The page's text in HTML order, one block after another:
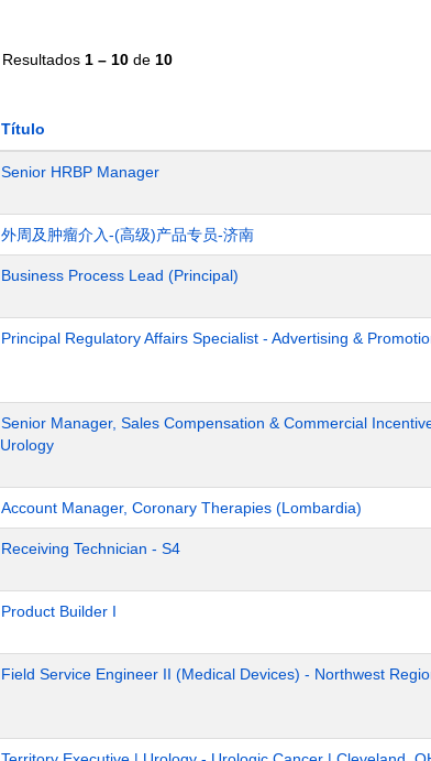
Resultados 1 – 10 de 10
Título
Senior HRBP Manager
外周及肿瘤介入-(高级)产品专员-济南
Business Process Lead (Principal)
Principal Regulatory Affairs Specialist - Advertising &
Senior Manager, Sales Compensation & Commercial
Urology
Account Manager, Coronary Therapies (Lombardia)
Receiving Technician - S4
Product Builder I
Field Service Engineer II (Medical Devices) - Northwest